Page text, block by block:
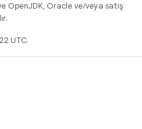
OpenJDK, Oracle ve/veya satış
UTC.